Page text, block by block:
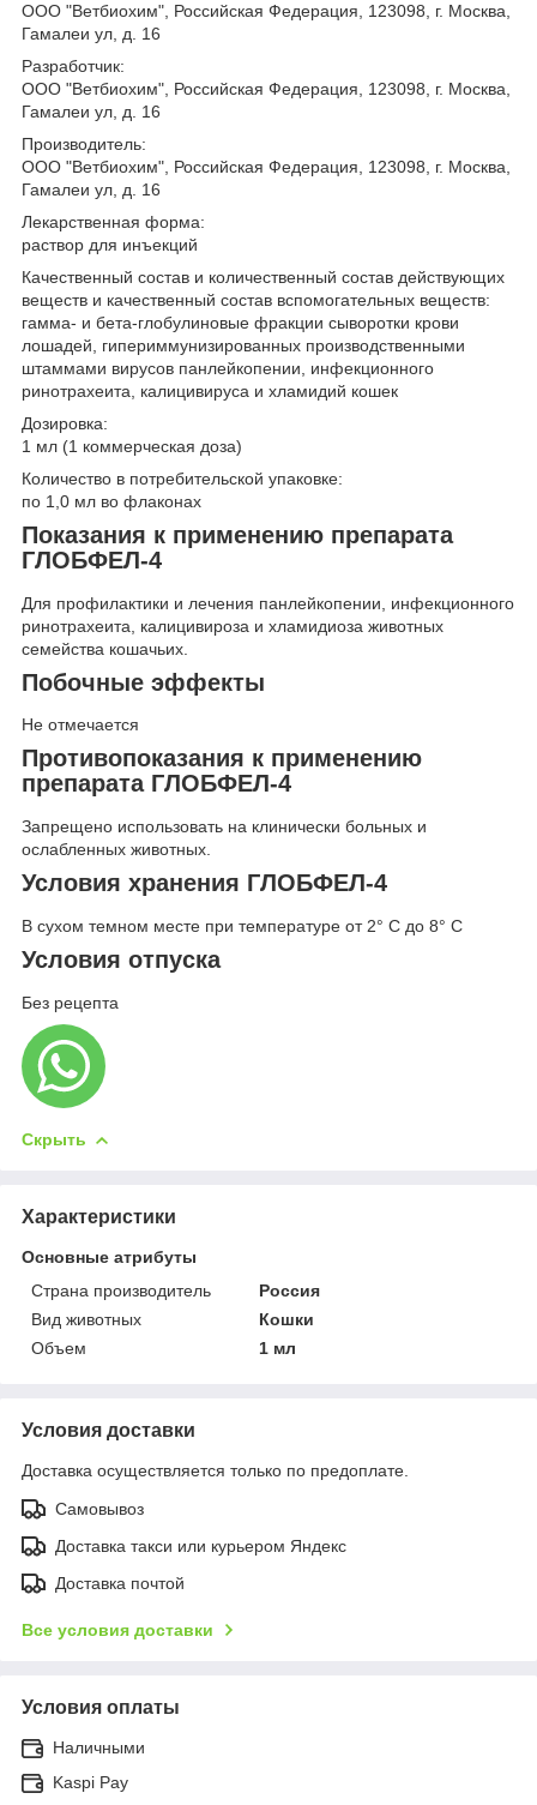
ООО "Ветбиохим", Российская Федерация, 123098, г. Москва,
Гамалеи ул, д. 16
Разработчик:
ООО "Ветбиохим", Российская Федерация, 123098, г. Москва,
Гамалеи ул, д. 16
Производитель:
ООО "Ветбиохим", Российская Федерация, 123098, г. Москва,
Гамалеи ул, д. 16
Лекарственная форма:
раствор для инъекций
Качественный состав и количественный состав действующих
веществ и качественный состав вспомогательных веществ:
гамма- и бета-глобулиновые фракции сыворотки крови
лошадей, гипериммунизированных производственными
штаммами вирусов панлейкопении, инфекционного
ринотрахеита, калицивируса и хламидий кошек
Дозировка:
1 мл (1 коммерческая доза)
Количество в потребительской упаковке:
по 1,0 мл во флаконах
Показания к применению препарата
ГЛОБФЕЛ-4
Для профилактики и лечения панлейкопении, инфекционного
ринотрахеита, калицивироза и хламидиоза животных
семейства кошачьих.
Побочные эффекты
Не отмечается
Противопоказания к применению
препарата ГЛОБФЕЛ-4
Запрещено использовать на клинически больных и
ослабленных животных.
Условия хранения ГЛОБФЕЛ-4
В сухом темном месте при температуре от 2° С до 8° С
Условия отпуска
Без рецепта
Скрыть
Характеристики
Основные атрибуты
Страна производитель
Россия
Вид животных
Кошки
Объем
1 мл
Условия доставки
Доставка осуществляется только по предоплате.
Самовывоз
Доставка такси или курьером Яндекс
Доставка почтой
Все условия доставки
Условия оплаты
Наличными
Kaspi Pay